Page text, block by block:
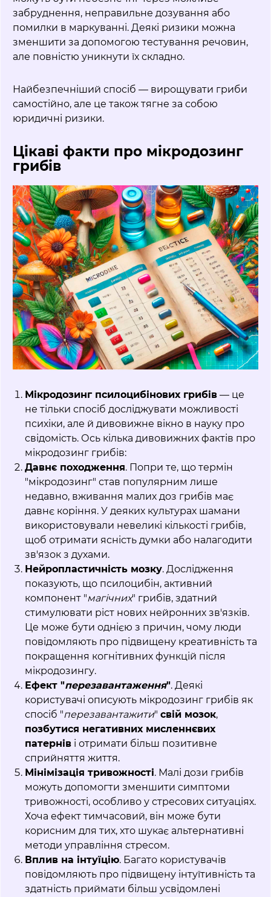
забруднення, неправильне дозування або
помилки в маркуванні. Деякі ризики можна
зменшити за допомогою тестування речовин,
але повністю уникнути їх складно.
Найбезпечніший спосіб — вирощувати гриби
самостійно, але це також тягне за собою
юридичні ризики.
Цікаві факти про мікродозинг
грибів
Мікродозинг псилоцибінових грибів — це
не тільки спосіб досліджувати можливості
психіки, але й дивовижне вікно в науку про
свідомість. Ось кілька дивовижних фактів про
мікродозинг грибів:
Давнє походження. Попри те, що термін
"мікродозинг" став популярним лише
недавно, вживання малих доз грибів має
давнє коріння. У деяких культурах шамани
використовували невеликі кількості грибів,
щоб отримати ясність думки або налагодити
зв'язок з духами.
Нейропластичність мозку. Дослідження
показують, що псилоцибін, активний
компонент "магічних" грибів, здатний
стимулювати ріст нових нейронних зв'язків.
Це може бути однією з причин, чому люди
повідомляють про підвищену креативність та
покращення когнітивних функцій після
мікродозингу.
Ефект "перезавантаження". Деякі
користувачі описують мікродозинг грибів як
спосіб "перезавантажити" свій мозок,
позбутися негативних мисленнєвих
патернів і отримати більш позитивне
сприйняття життя.
Мінімізація тривожності. Малі дози грибів
можуть допомогти зменшити симптоми
тривожності, особливо у стресових ситуаціях.
Хоча ефект тимчасовий, він може бути
корисним для тих, хто шукає альтернативні
методи управління стресом.
Вплив на інтуїцію. Багато користувачів
повідомляють про підвищену інтуїтивність та
здатність приймати більш усвідомлені